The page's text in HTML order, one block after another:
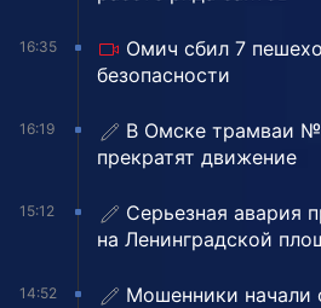
16:35
Омич сбил 7
безопасности
16:19
В Омске трамваи
прекратят движение
15:12
Серьезная авария
на Ленинградской
14:52
Мошенники начали